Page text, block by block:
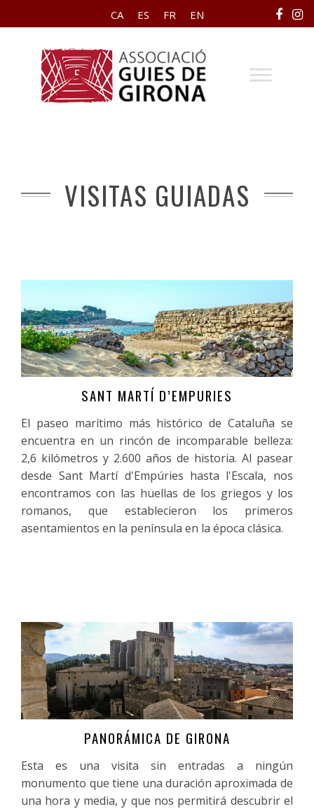
CA ES FR EN
VISITAS GUIADAS
Más información
SANT MARTÍ D’EMPURIES
El paseo marítimo más histórico de Cataluña se
encuentra en un rincón de incomparable belleza:
2,6 kilómetros y 2.600 años de historia. Al pasear
desde Sant Martí d'Empúries hasta l'Escala, nos
encontramos con las huellas de los griegos y los
romanos, que establecieron los primeros
asentamientos en la península en la época clásica.
Más informaciónPANORÁMICA DE GIRONA
Esta es una visita sin entradas a ningún
monumento que tiene una duración aproximada de
una hora y media, y que nos permitirá descubrir el